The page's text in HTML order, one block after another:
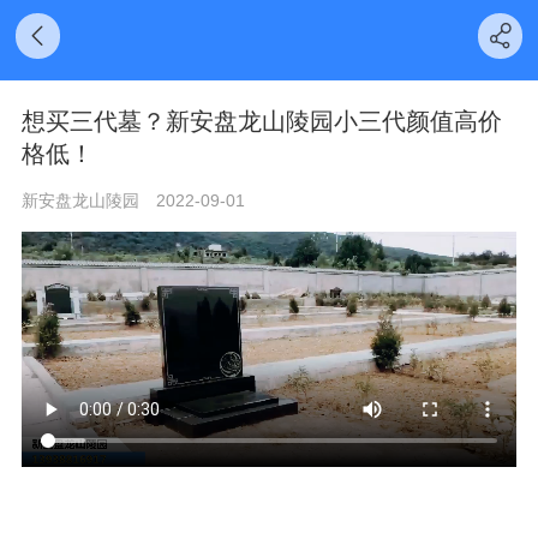
想买三代墓？新安盘龙山陵园小三代颜值高价
格低！
新安盘龙山陵园 2022-09-01